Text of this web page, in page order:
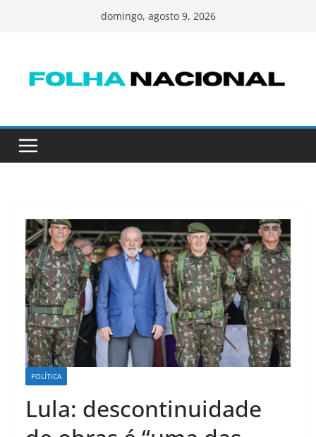
conteúdo
domingo, agosto 9, 2026
POLÍTICA
Lula: descontinuidade